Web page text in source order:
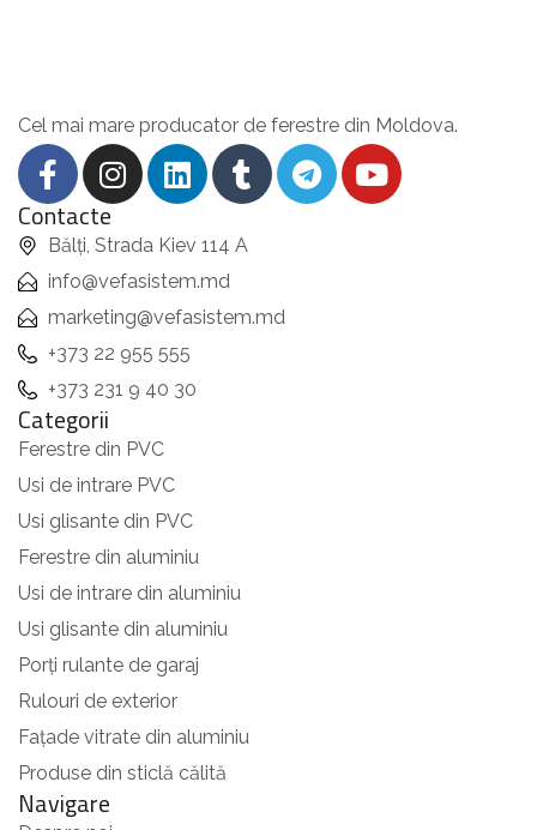
Cel mai mare producator de ferestre din Moldova.
Contacte
Bălți, Strada Kiev 114 A
info@vefasistem.md
marketing@vefasistem.md
+373 22 955 555
+373 231 9 40 30
Categorii
Ferestre din PVC
Usi de intrare PVC
Usi glisante din PVC
Ferestre din aluminiu
Usi de intrare din aluminiu
Usi glisante din aluminiu
Porți rulante de garaj
Rulouri de exterior
Fațade vitrate din aluminiu
Produse din sticlă călită
Navigare